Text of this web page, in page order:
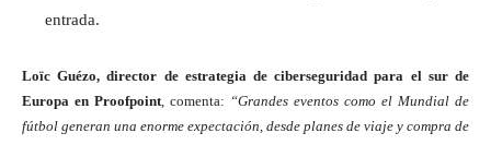
entrada.
Loïc Guézo, director de estrategia de ciberseguridad para el sur de
Europa en Proofpoint , comenta: “Grandes eventos como el Mundial de
fútbol generan una enorme expectación, desde planes de viaje y compra de